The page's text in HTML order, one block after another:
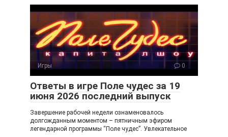
Игры 0
Ответы в игре Поле чудес за 19
июня 2026 последний выпуск
Завершение рабочей недели ознаменовалось
долгожданным моментом – пятничным эфиром
легендарной программы “Поле чудес”. Увлекательное